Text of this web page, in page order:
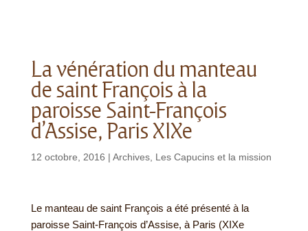
La vénération du manteau
de saint François à la
paroisse Saint-François
d’Assise, Paris XIXe
12 octobre, 2016 | Archives, Les Capucins et la mission
Le manteau de saint François a été présenté à la
paroisse Saint-François d’Assise, à Paris (XIXe